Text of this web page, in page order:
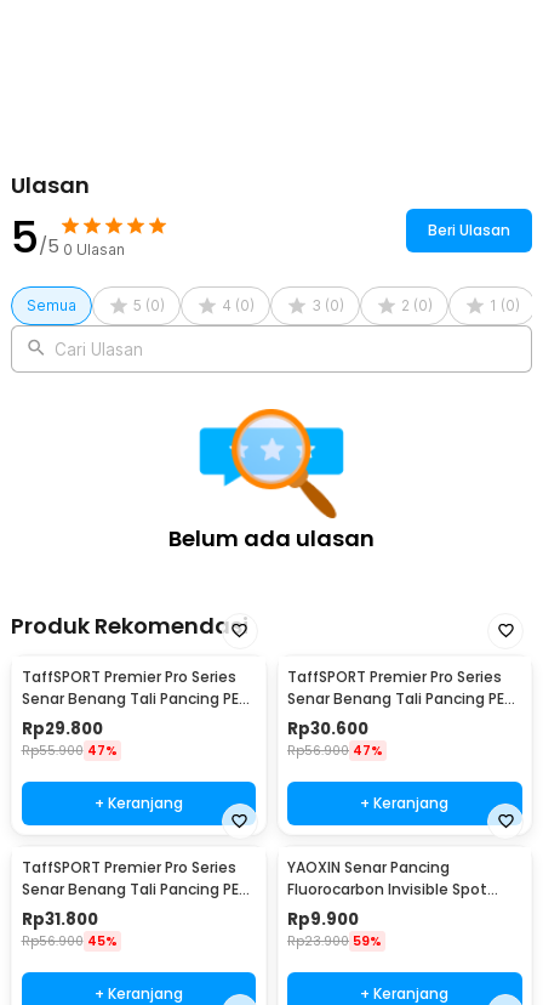
Ulasan
5/5 0 Ulasan
Beri Ulasan
Semua 5 (0) 4 (0) 3 (0) 2 (0) 1 (0)
Cari Ulasan
Belum ada ulasan
Produk Rekomendasi
TaffSPORT Premier Pro Series
Senar Benang Tali Pancing PE
Braided 300M 0.33mm
Rp29.800
Rp55.900 47%
+ Keranjang
TaffSPORT Premier Pro Series
Senar Benang Tali Pancing PE
Braided 300M 0.23mm
Rp30.600
Rp56.900 47%
+ Keranjang
TaffSPORT Premier Pro Series
Senar Benang Tali Pancing PE
Braided 300M 0.14mm
Rp31.800
Rp56.900 45%
+ Keranjang
YAOXIN Senar Pancing
Fluorocarbon Invisible Spot
Fishing Line 100M 4.0 - OY0068
Rp9.900
Rp23.900 59%
+ Keranjang